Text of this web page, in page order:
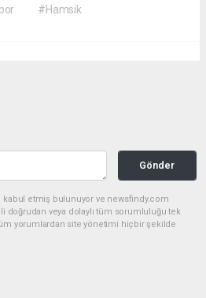
#Hamsik
Gönder
kabul etmiş bulunuyor ve newsfindy.com
doğrudan veya dolaylı tüm sorumluluğu tek
yorumlardan site yönetimi hiçbir şekilde